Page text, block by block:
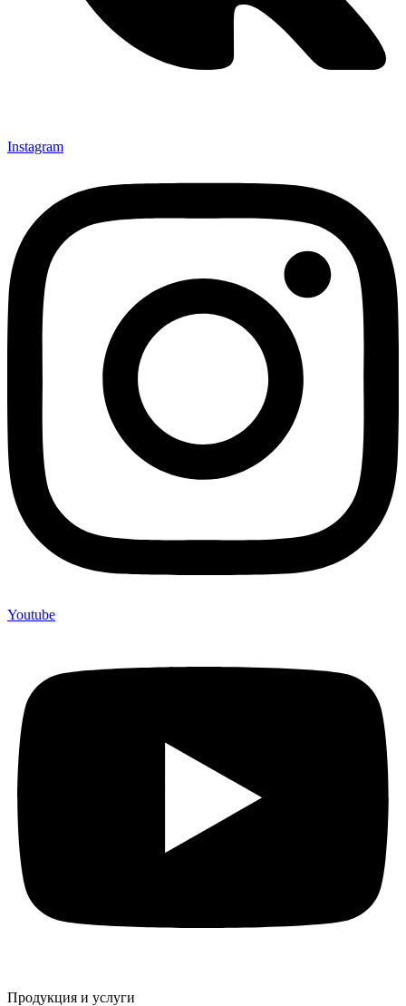
Instagram
Youtube
Продукция и услуги